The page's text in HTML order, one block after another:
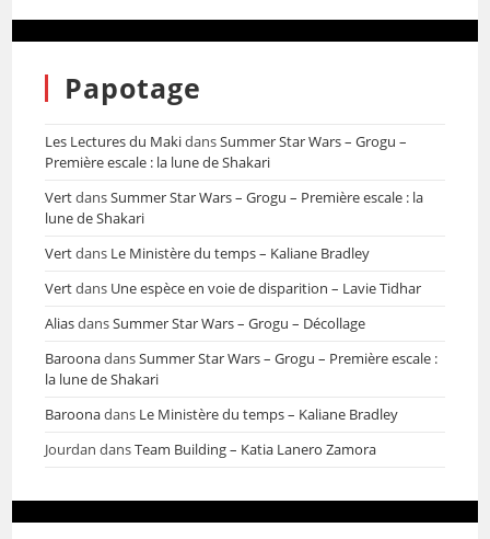
Papotage
Les Lectures du MakidansSummer Star Wars – Grogu –
Première escale : la lune de Shakari
VertdansSummer Star Wars – Grogu – Première escale : la
lune de Shakari
Vertdans Le Ministère du temps – Kaliane Bradley
Vertdans Une espèce en voie de disparition – Lavie Tidhar
AliasdansSummer Star Wars – Grogu – Décollage
BaroonadansSummer Star Wars – Grogu – Première escale :
la lune de Shakari
Baroonadans Le Ministère du temps – Kaliane Bradley
Jourdan dansTeam Building – Katia Lanero Zamora